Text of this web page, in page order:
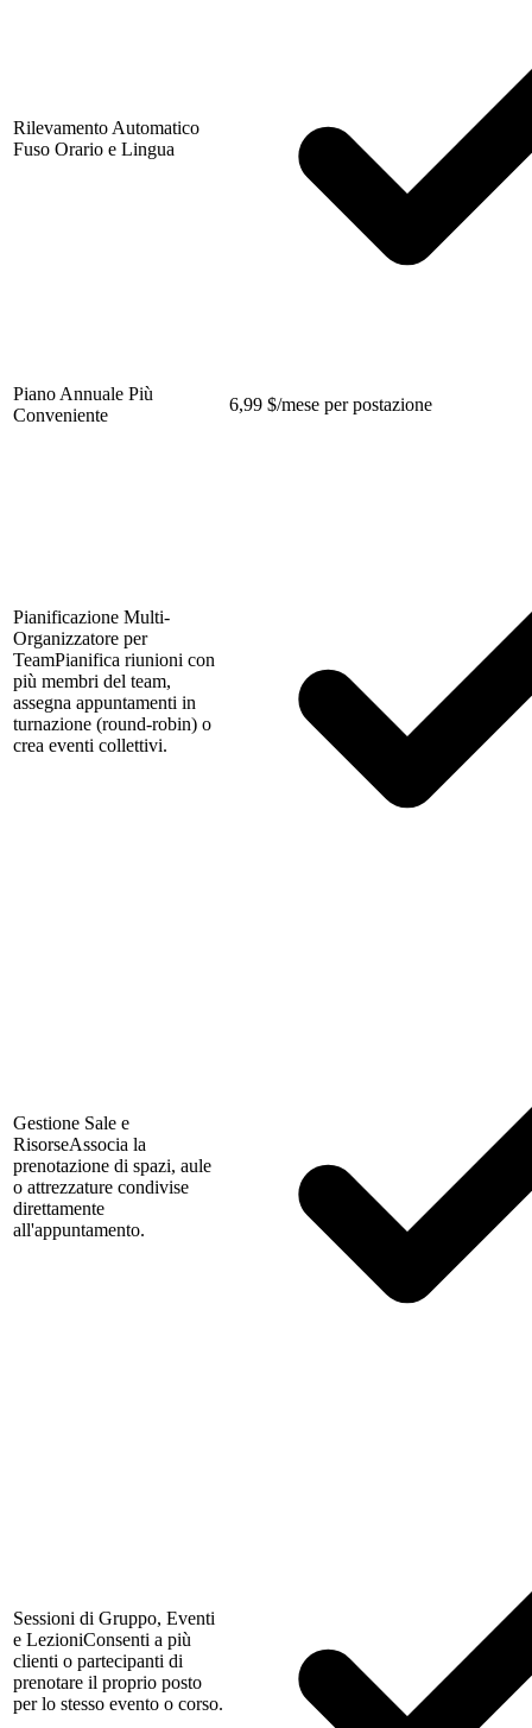
Rilevamento Automatico
Fuso Orario e Lingua
Piano Annuale Più
Conveniente
6,99 $/mese per postazione
Pianificazione Multi-
Organizzatore per
TeamPianifica riunioni con
più membri del team,
assegna appuntamenti in
turnazione (round-robin) o
crea eventi collettivi.
Gestione Sale e
RisorseAssocia la
prenotazione di spazi, aule
o attrezzature condivise
direttamente
all'appuntamento.
Sessioni di Gruppo, Eventi
e LezioniConsenti a più
clienti o partecipanti di
prenotare il proprio posto
per lo stesso evento o corso.